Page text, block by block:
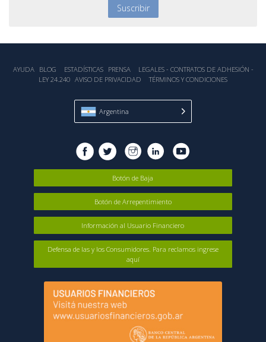
AYUDA BLOG ESTADÍSTICA‎S PRENSA
LEGALES - CONTRATOS DE ADHESIÓN -
LEY 24.240 AVISO DE PRIVACIDAD TÉRMINOS Y CONDICIONES
Argentina
Botón de Baja
Botón de Arrepentimiento
Información al Usuario Financiero
Defensa de las y los Consumidores. Para reclamos ingrese
aquí